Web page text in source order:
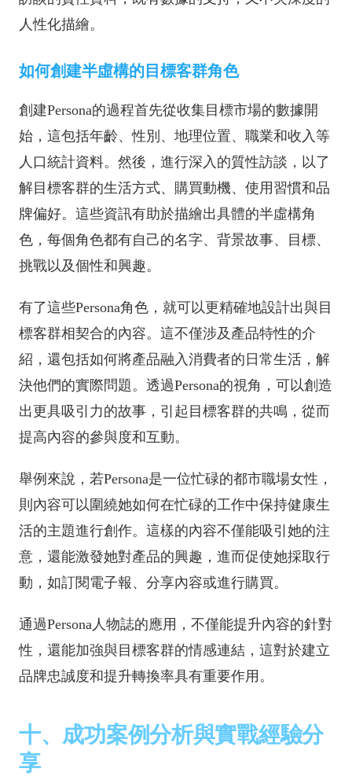
人性化描繪。
如何創建半虛構的目標客群角色
創建Persona的過程首先從收集目標市場的數據開
始，這包括年齡、性別、地理位置、職業和收入等
人口統計資料。然後，進行深入的質性訪談，以了
解目標客群的生活方式、購買動機、使用習慣和品
牌偏好。這些資訊有助於描繪出具體的半虛構角
色，每個角色都有自己的名字、背景故事、目標、
挑戰以及個性和興趣。
有了這些Persona角色，就可以更精確地設計出與目
標客群相契合的內容。這不僅涉及產品特性的介
紹，還包括如何將產品融入消費者的日常生活，解
決他們的實際問題。透過Persona的視角，可以創造
出更具吸引力的故事，引起目標客群的共鳴，從而
提高內容的參與度和互動。
舉例來說，若Persona是一位忙碌的都市職場女性，
則內容可以圍繞她如何在忙碌的工作中保持健康生
活的主題進行創作。這樣的內容不僅能吸引她的注
意，還能激發她對產品的興趣，進而促使她採取行
動，如訂閱電子報、分享內容或進行購買。
通過Persona人物誌的應用，不僅能提升內容的針對
性，還能加強與目標客群的情感連結，這對於建立
品牌忠誠度和提升轉換率具有重要作用。
十、成功案例分析與實戰經驗分
享